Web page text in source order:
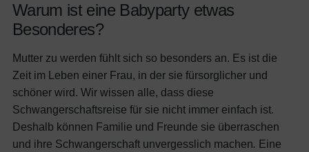
Warum ist eine Babyparty etwas
Besonderes?
Mutter zu werden fühlt sich so besonders an. Es ist die
Zeit im Leben einer Frau, in der sie fürsorglicher und
schöner wird. Wir wissen alle, dass diese
Schwangerschaftsreise für sie nicht immer einfach ist.
Deshalb können Familie und Freunde sie überraschen
und ihre Schwangerschaft unvergesslich machen. Eine